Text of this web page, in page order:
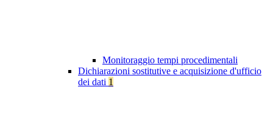
Monitoraggio tempi procedimentali
Dichiarazioni sostitutive e acquisizione d'ufficio
dei dati 1